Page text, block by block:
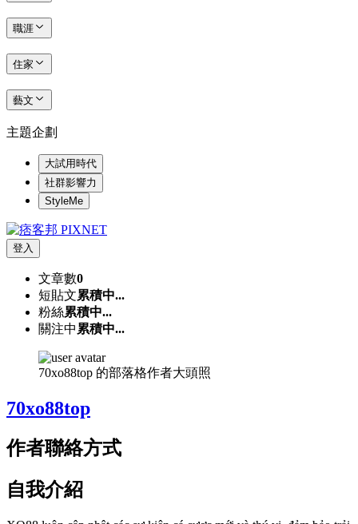
職涯
住家
藝文
主題企劃
大試用時代
社群影響力
StyleMe
登入
文章數0
短貼文累積中...
粉絲累積中...
關注中 累積中...
70xo88top 的部落格作者大頭照
70xo88top
作者聯絡方式
自我介紹